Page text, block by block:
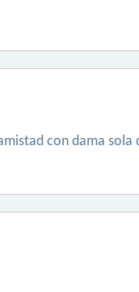
con dama